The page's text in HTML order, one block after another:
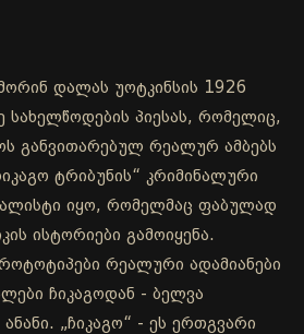
დალას უოტკინსის 1926
სახელწოდების პიესას, რომელიც,
განვითარებულ რეალურ ამბებს
ტრიბუნის“ კრიმინალური
იყო, რომელმაც ფაბულად
ისტორიები გამოიყენა.
რეალური ადამიანები
ჩიკაგოდან - ბელვა
„ჩიკაგო“ - ეს ერთგვარი